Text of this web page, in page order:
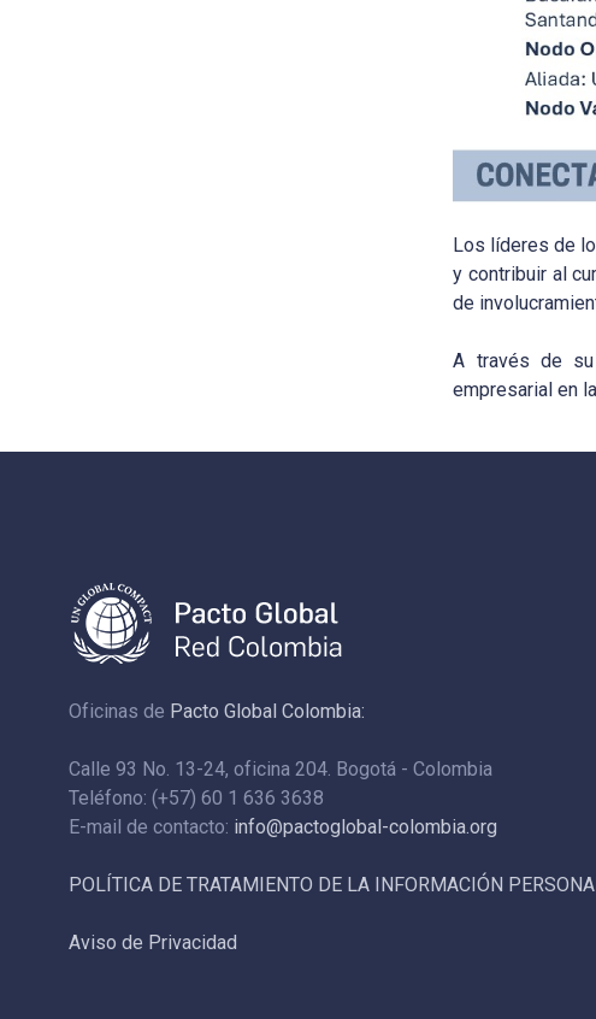
Los líderes de
y contribuir al
de
A través de su
empresarial en
Oficinas de Pacto Global Colombia:
Calle 93 No. 13-24, oficina 204. Bogotá - Colombia
Teléfono: (+57) 60 1 636 3638
E-mail de contacto: info@pactoglobal-colombia.org
POLÍTICA DE TRATAMIENTO DE LA INFORMACIÓN
Aviso de Privacidad